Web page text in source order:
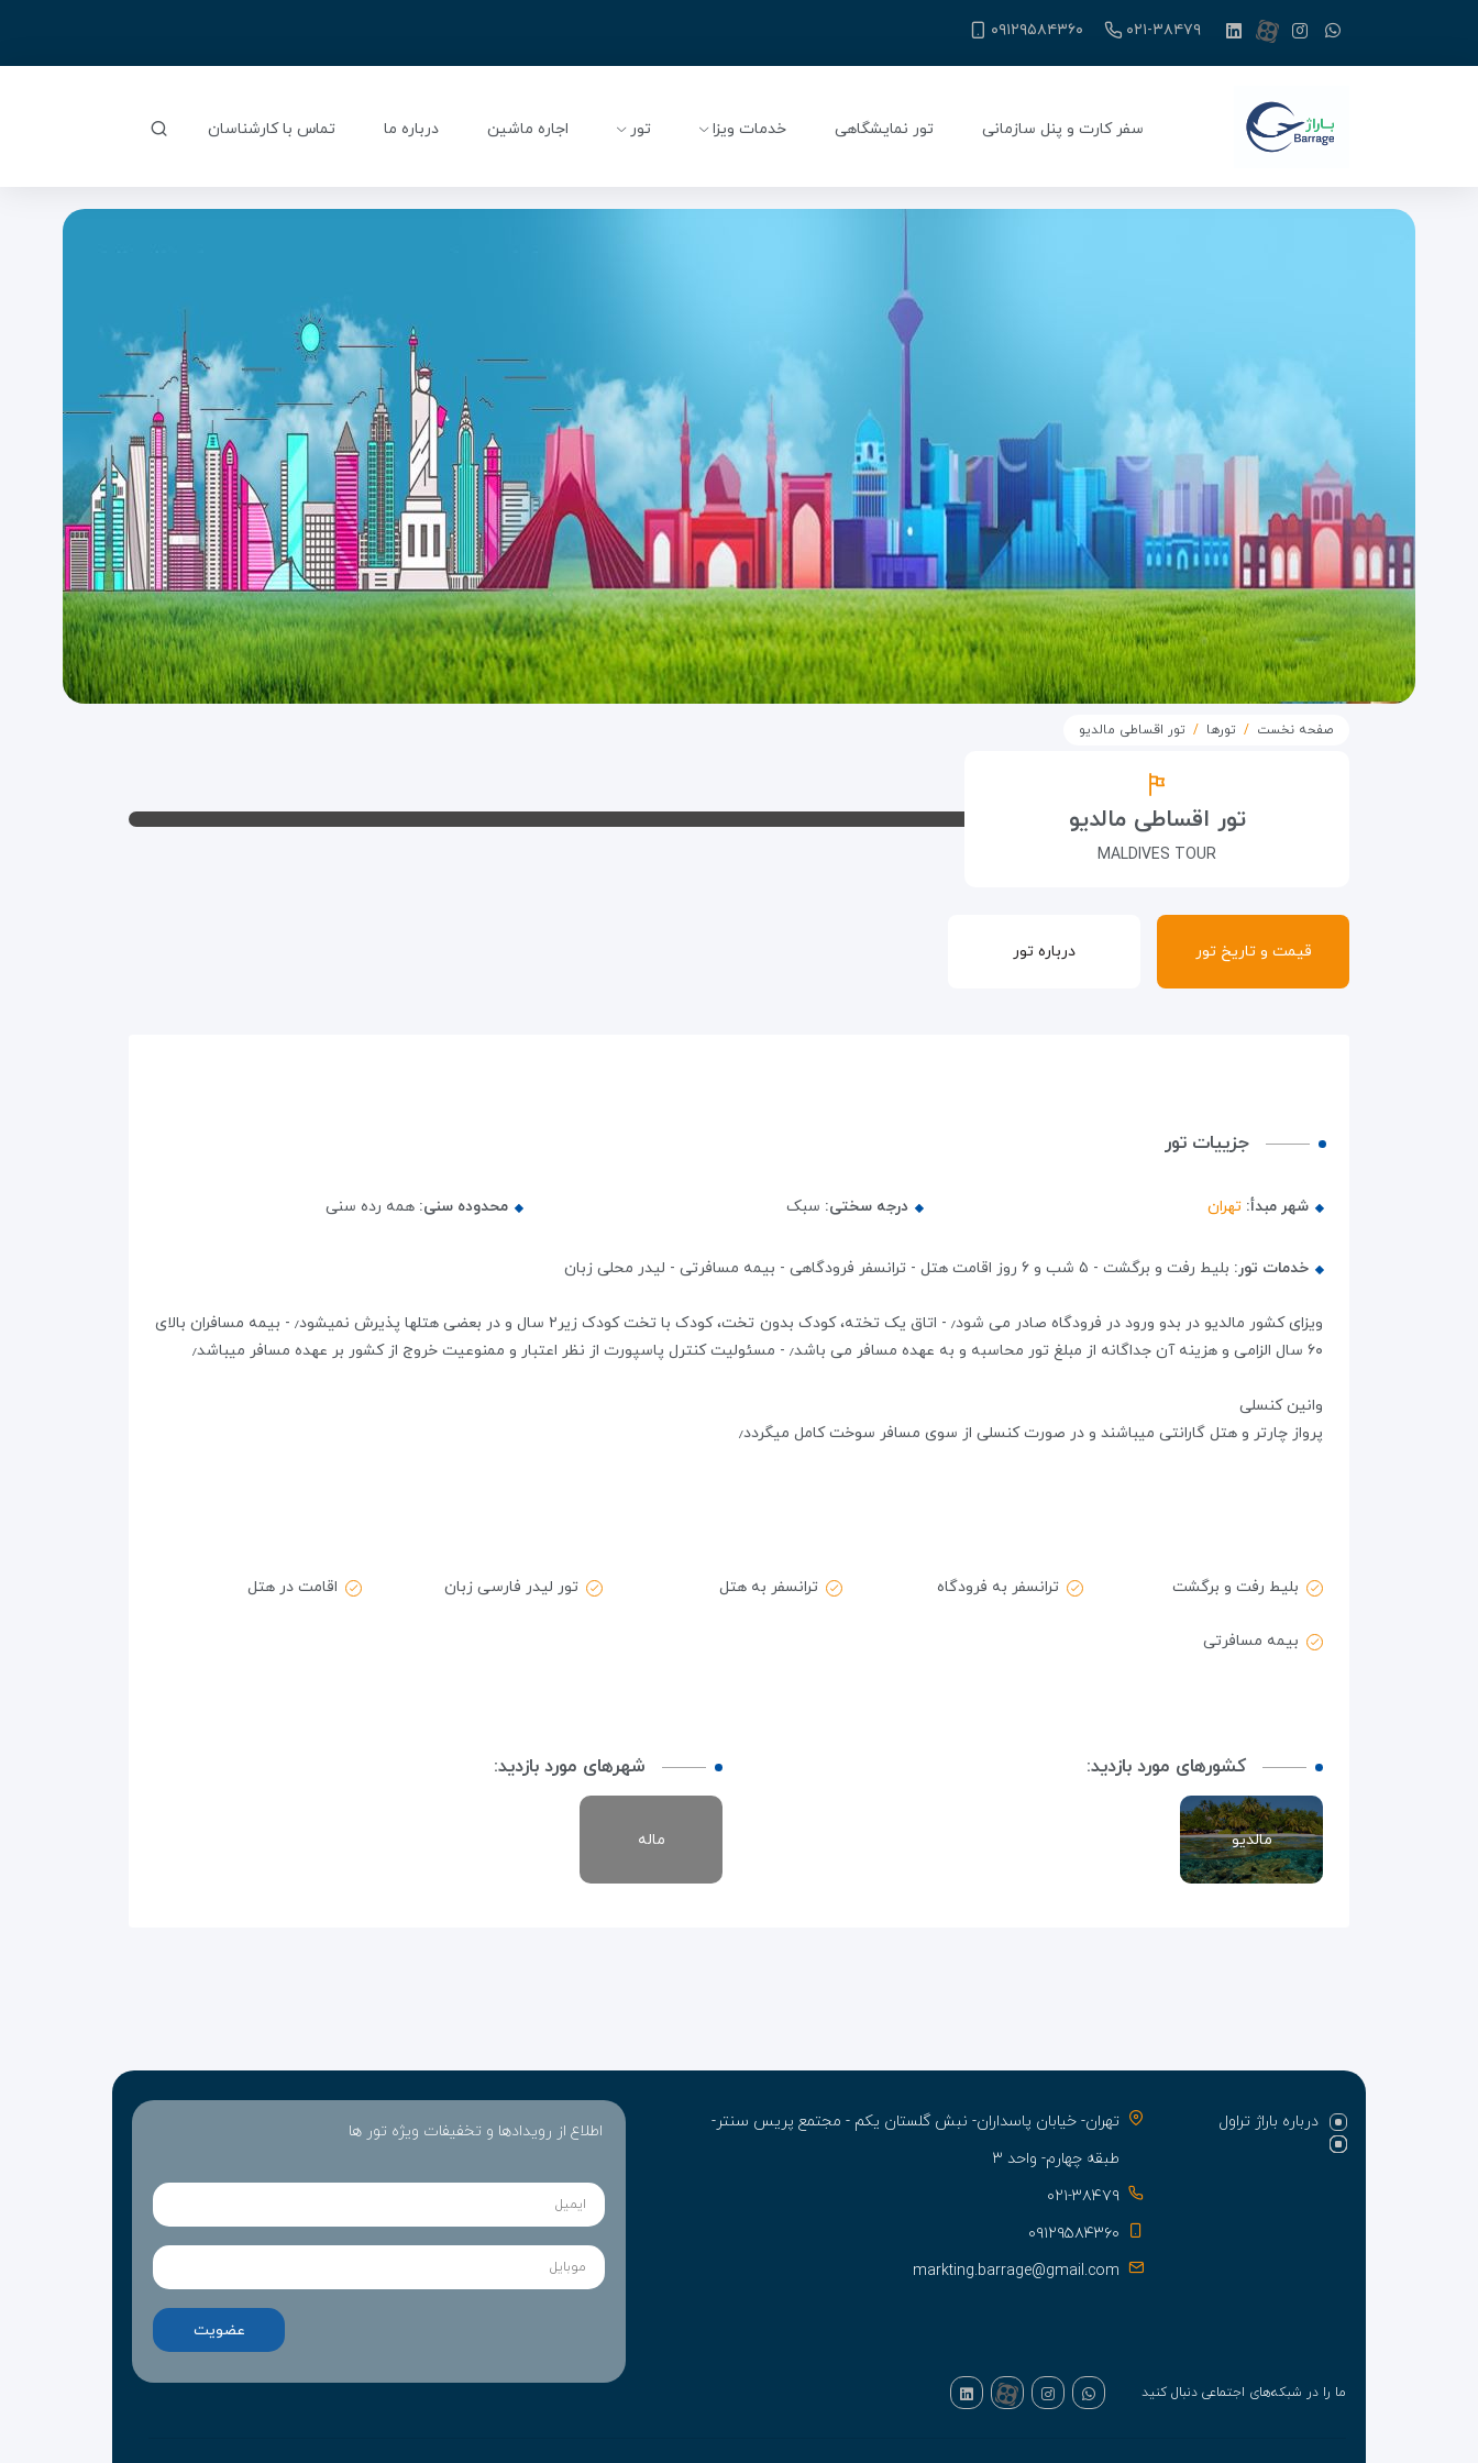
۰۲۱-۳۸۴۷۹ ۰۹۱۲۹۵۸۴۳۶۰
سفر کارت و پنل سازمانی تور نمایشگاهی خدمات ویزا تور اجاره ماشین درباره ما تماس با کارشناسان
صفحه نخست تورها تور اقساطی مالدیو
تور اقساطی مالدیو
MALDIVES TOUR
قیمت و تاریخ تور درباره تور
جزییات تور
شهر مبدأ: تهران درجه سختی: سبک محدوده سنی: همه رده سنی
خدمات تور: بلیط رفت و برگشت - ۵ شب و ۶ روز اقامت هتل - ترانسفر فرودگاهی - بیمه مسافرتی - لیدر محلی زبان
ویزای کشور مالدیو در بدو ورود در فرودگاه صادر می شود٫ - اتاق یک تخته، کودک بدون تخت، کودک با تخت کودک زیر۲ سال و در بعضی هتلها پذیرش نمیشود٫ - بیمه مسافران بالای
۶۰ سال الزامی و هزینه آن جداگانه از مبلغ تور محاسبه و به عهده مسافر می باشد٫ - مسئولیت کنترل پاسپورت از نظر اعتبار و ممنوعیت خروج از کشور بر عهده مسافر میباشد٫
وانین کنسلی
پرواز چارتر و هتل گارانتی میباشند و در صورت کنسلی از سوی مسافر سوخت کامل میگردد٫
بلیط رفت و برگشت ترانسفر به فرودگاه ترانسفر به هتل تور لیدر فارسی زبان اقامت در هتل
بیمه مسافرتی
کشورهای مورد بازدید:
مالدیو
شهرهای مورد بازدید:
ماله
درباره باراژ تراول
تهران- خیابان پاسداران- نبش گلستان یکم - مجتمع پریس سنتر-
طبقه چهارم- واحد ۳
۰۲۱-۳۸۴۷۹
۰۹۱۲۹۵۸۴۳۶۰
markting.barrage@gmail.com
اطلاع از رویدادها و تخفیفات ویژه تور ها
ما را در شبکه‌های اجتماعی دنبال کنید